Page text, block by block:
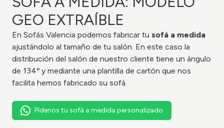
GEO EXTRAÍBLE
En Sofás Valencia podemos fabricar tu sofá a medida
ajustándolo al tamaño de tu salón. En este caso la
distribución del salón de nuestro cliente tiene un ángulo
de 134º y mediante una plantilla de cartón que nos
facilita hemos fabricado su sofá.
Pídenos tu sofá a medida personalizado